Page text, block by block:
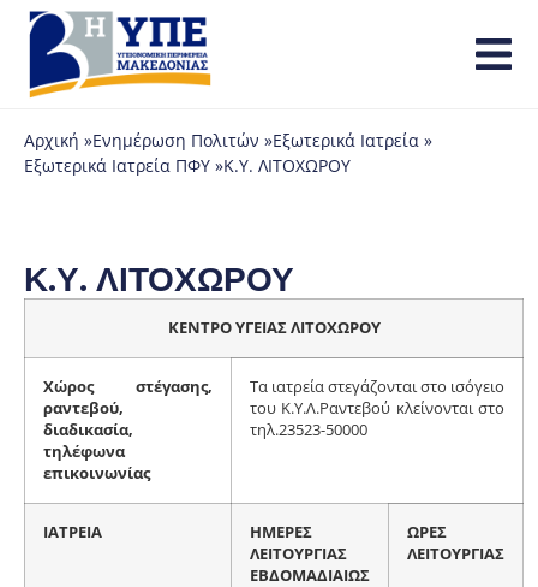
Αρχική »Ενημέρωση Πολιτών »Εξωτερικά Ιατρεία »
Εξωτερικά Ιατρεία ΠΦΥ »Κ.Υ. ΛΙΤΟΧΩΡΟΥ
Κ.Υ. ΛΙΤΟΧΩΡΟΥ
ΚΕΝΤΡΟ ΥΓΕΙΑΣ ΛΙΤΟΧΩΡΟΥ
Χώρος στέγασης,
ραντεβού,
διαδικασία,
τηλέφωνα
επικοινωνίας
Τα ιατρεία στεγάζονται στο ισόγειο
του Κ.Υ.Λ.Ραντεβού κλείνονται στο
τηλ.23523-50000
ΙΑΤΡΕΙΑ
ΗΜΕΡΕΣ
ΛΕΙΤΟΥΡΓΙΑΣ
ΕΒΔΟΜΑΔΙΑΙΩΣ
ΩΡΕΣ
ΛΕΙΤΟΥΡΓΙΑΣ